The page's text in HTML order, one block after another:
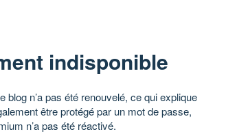
indisponible
blog n’a pas été renouvelé, ce qui explique
être protégé par un mot de passe,
n’a pas été réactivé.